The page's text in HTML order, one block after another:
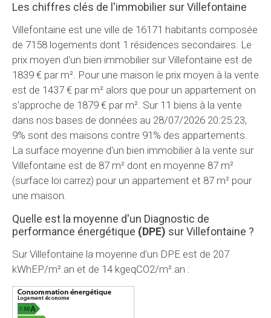
Les chiffres clés de l'immobilier sur Villefontaine
Villefontaine est une ville de 16171 habitants composée
de 7158 logements dont 1 résidences secondaires. Le
prix moyen d'un bien immobilier sur Villefontaine est de
1839 € par m². Pour une maison le prix moyen à la vente
est de 1437 € par m² alors que pour un appartement on
s'approche de 1879 € par m². Sur 11 biens à la vente
dans nos bases de données au 28/07/2026 20:25:23,
9% sont des maisons contre 91% des appartements.
La surface moyenne d'un bien immobilier à la vente sur
Villefontaine est de 87 m² dont en moyenne 87 m²
(surface loi carrez) pour un appartement et 87 m² pour
une maison.
Quelle est la moyenne d'un Diagnostic de
performance énergétique (DPE) sur Villefontaine ?
Sur Villefontaine la moyenne d'un DPE est de 207
kWhEP/m².an et de 14 kgeqCO2/m².an :